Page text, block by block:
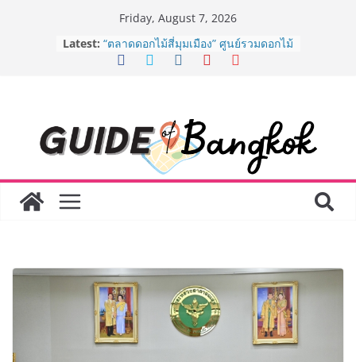
Friday, August 7, 2026
Latest: “ตลาดดอกไม้สี่มุมเมือง” ศูนย์รวมดอกไม้
สด ดอกไม้ประดิษฐ์ พวงมาลัย และสังฆ
ครั้งแรกของไทย ส่งอุปกรณ์วิทยาศาสตร์
“CE-7 MATCH” ฝีมือคนไทย ร่วมภารกิจ
สำรวจดวงจันทร์ 24 สิงหาคมนี้
8.8 “ซูเลียน” รวมพลังนักธุรกิจทั่ว
ประเทศ จัดประชุมใหญ่แห่งปี พบ CEO
อร่อย ยกเมนูระดับตำนาน “ข้าวหน้าไก่
ราชวงศ์” พุ่งทะยานสู่น่านฟ้า
BEDO เดินหน้าจัดกิจกรรมเจรจาธุรกิจ
“BIO TRADE CONNECT 2026” ยก
ระดับผลิตภัณฑ์ท้องถิ่นสู่ตลาดเชิง
พาณิชย์อย่างยั่งยืน